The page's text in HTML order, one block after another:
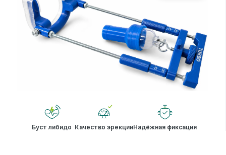
Буст либидо Качество эрекцииНадёжная фиксация